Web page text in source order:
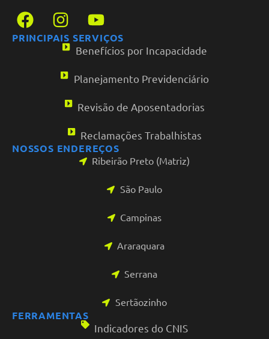
PRINCIPAIS SERVIÇOS
Benefícios por Incapacidade
Planejamento Previdenciário
Revisão de Aposentadorias
Reclamações Trabalhistas
NOSSOS ENDEREÇOS
Ribeirão Preto (Matriz)
São Paulo
Campinas
Araraquara
Serrana
Sertãozinho
FERRAMENTAS
Indicadores do CNIS